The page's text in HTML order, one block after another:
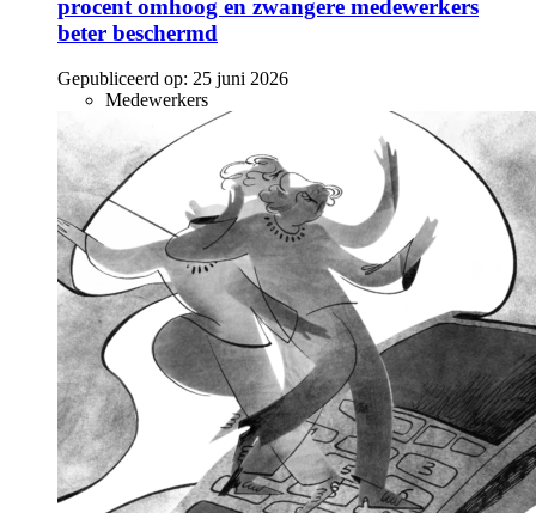
procent omhoog en zwangere medewerkers
beter beschermd
Gepubliceerd op: 25 juni 2026
Medewerkers